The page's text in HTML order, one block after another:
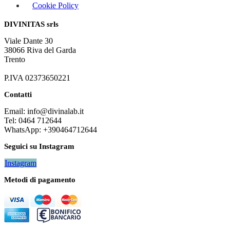
Cookie Policy
DIVINITAS srls
Viale Dante 30
38066 Riva del Garda
Trento
P.IVA 02373650221
Contatti
Email: info@divinalab.it
Tel: 0464 712644
WhatsApp: +390464712644
Seguici su Instagram
Instagram
Metodi di pagamento